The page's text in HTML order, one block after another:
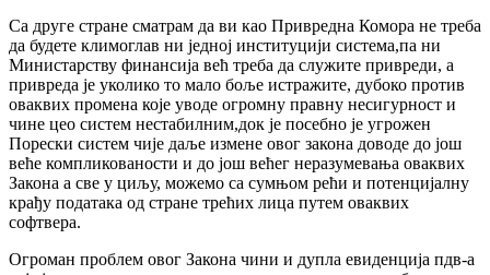
Са друге стране сматрам да ви као Привредна Комора не треба
да будете климоглав ни једној институцији система,па ни
Министарству финансија већ треба да служите привреди, а
привреда је уколико то мало боље истражите, дубоко против
оваквих промена које уводе огромну правну несигурност и
чине цео систем нестабилним,док је посебно је угрожен
Порески систем чије даље измене овог закона доводе до још
веће компликованости и до још већег неразумевања оваквих
Закона а све у циљу, можемо са сумњом рећи и потенцијалну
крађу података од стране трећих лица путем оваквих
софтвера.
Огроман проблем овог Закона чини и дупла евиденција пдв-а